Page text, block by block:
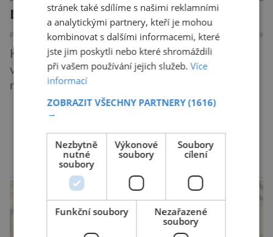
Další rána pro mizejícího sýčka
PŘÍRODA 7.8.2019
Kriticky ohrožený sýček obecný letos
významně posílil populaci díky velkému
množství hrabošů. Teď pro něj malý hlodavec
může být hrozbou. Zemědělci dostali povolení
trávit hraboše plošně rozhozeným jedem. Od 5.
srpna jim to umožňuje rozhodnutí Ústředního
kontrolního a zkušebního ústavu zemědělského
(ÚKZÚZ) podřízeného ministerstvu
zemědělství. Ornitologové varují, že v ohrožení
je mnoho živočichů a především […]
DALŠÍ ČLÁNKY ›
stránek také sdílíme s našimi reklamními
a analytickými partnery, kteří je mohou
kombinovat s dalšími informacemi, které
jste jim poskytli nebo které shromáždili
při vašem používání jejich služeb.Více
informací
ZOBRAZIT VŠECHNY PARTNERY(1616)
→
Nezbytně
nutné
soubory
Výkonové
soubory
Soubory
cílení
Funkční soubory
Nezařazené
soubory